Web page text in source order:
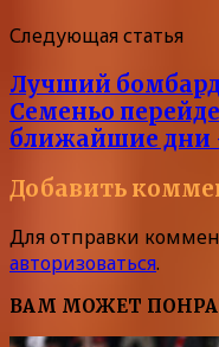
Следующая статья
Лучший
Семеньо
ближайшие
Добавить
Для отправки
авторизоваться.
ВАМ МОЖЕТ